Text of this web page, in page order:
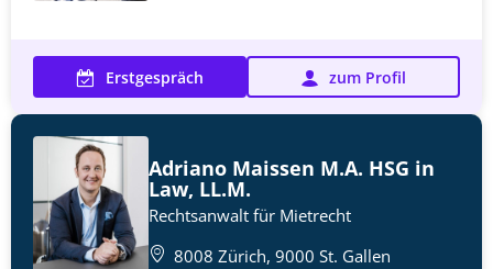
Erstgespräch zum Profil
Adriano Maissen M.A. HSG in
Law, LL.M.
Rechtsanwalt für Mietrecht
8008 Zürich, 9000 St. Gallen